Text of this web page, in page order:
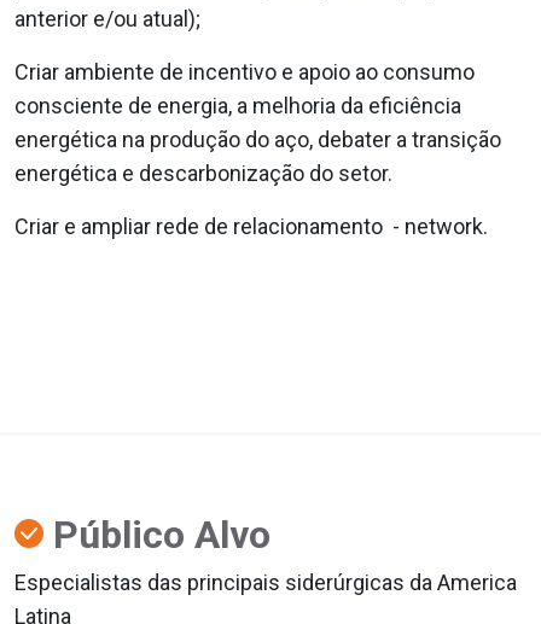
anterior e/ou atual);
Criar ambiente de incentivo e apoio ao consumo
consciente de energia, a melhoria da eficiência
energética na produção do aço, debater a transição
energética e descarbonização do setor.
Criar e ampliar rede de relacionamento - network.
Público Alvo
Especialistas das principais siderúrgicas da America
Latina